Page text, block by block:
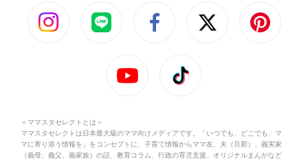
＜ママスタセレクトとは＞
ママスタセレクトは日本最大級のママ向けメディアです。「いつでも、どこでも、マ
マに寄り添う情報を」をコンセプトに、子育て情報からママ友、夫（旦那）、義実家
（義母、義父、義家族）の話、教育コラム、行政の育児支援、オリジナルまんがなど